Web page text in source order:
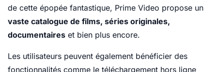
de cette épopée fantastique, Prime Video propose un
vaste catalogue de films, séries originales,
documentaires et bien plus encore.
Les utilisateurs peuvent également bénéficier des
fonctionnalités comme le téléchargement hors ligne